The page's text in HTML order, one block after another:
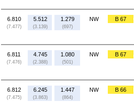
6.810
(7.477)
5.512
(3.139)
1.279
(697)
NW B 67
6.811
(7.476)
4.745
(2.388)
1.080
(501)
NW B 67
6.812
(7.475)
6.245
(3.863)
1.447
(864)
NW B 66